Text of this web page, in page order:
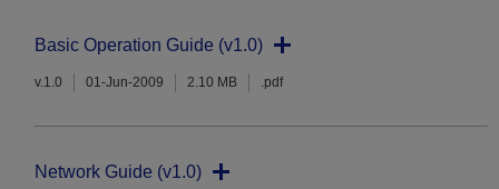
Basic Operation Guide (v1.0)
v.1.0 01-Jun-2009 2.10 MB .pdf
Network Guide (v1.0)